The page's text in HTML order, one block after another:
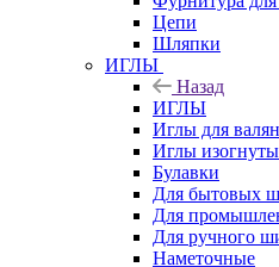
Цепи
Шляпки
ИГЛЫ
Назад
ИГЛЫ
Иглы для
Иглы
Булавки
Для бытовых
Для
Для ручного
Наметочные